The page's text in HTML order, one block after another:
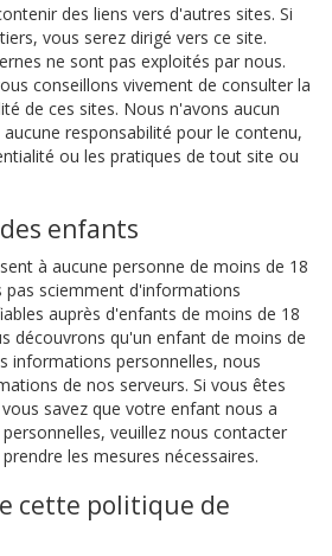
des liens vers d'autres sites. Si
vous serez dirigé vers ce site.
ne sont pas exploités par nous.
conseillons vivement de consulter la
de ces sites. Nous n'avons aucun
responsabilité pour le contenu,
ou les pratiques de tout site ou
enfants
à aucune personne de moins de 18
pas sciemment d'informations
auprès d'enfants de moins de 18
découvrons qu'un enfant de moins de
informations personnelles, nous
de nos serveurs. Si vous êtes
savez que votre enfant nous a
veuillez nous contacter
les mesures nécessaires.
cette politique de